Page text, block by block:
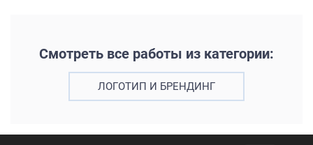
Смотреть все работы из категории:
ЛОГОТИП И БРЕНДИНГ